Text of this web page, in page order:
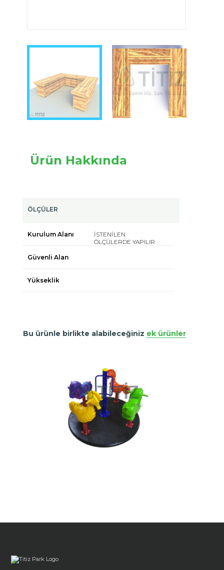
Ürün Hakkında
ÖLÇÜLER
Kurulum Alanı
İSTENİLEN
ÖLÇÜLERDE YAPILIR
Güvenli Alan
Yükseklik
Bu ürünle birlikte alabileceğiniz ek ürünler